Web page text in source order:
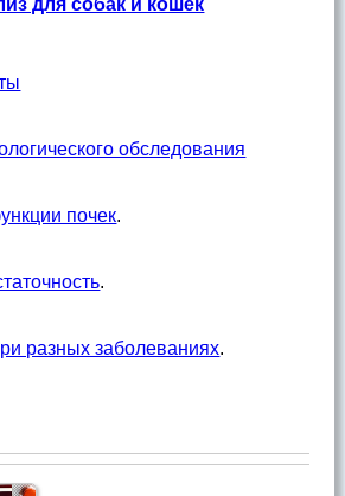
для собак и кошек
обследования
почек.
.
разных заболеваниях.